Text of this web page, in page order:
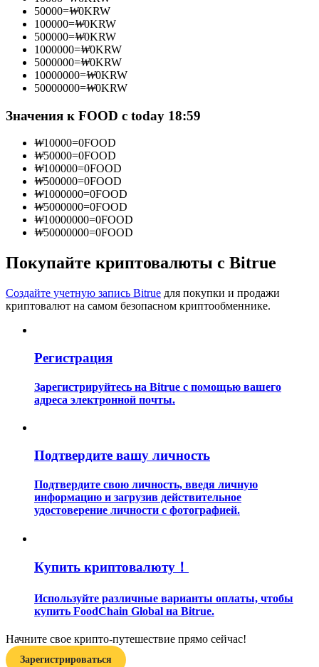
Станьте копи-трейдером
Наслаждайтесь распределением прибыли и комиссиями
Информация
Анализ больших данных, включая торговую информацию
и т. д.
Гид
Руководство для начинающих по фьючерсам
Узнайте, как оставаться прибыльным
50000=₩0KRW
100000=₩0KRW
500000=₩0KRW
1000000=₩0KRW
5000000=₩0KRW
10000000=₩0KRW
50000000=₩0KRW
Значения к FOOD с today 18:59
₩10000=0FOOD
₩50000=0FOOD
₩100000=0FOOD
₩500000=0FOOD
₩1000000=0FOOD
₩5000000=0FOOD
₩10000000=0FOOD
₩50000000=0FOOD
Покупайте криптовалюты с Bitrue
Создайте учетную запись Bitrue для покупки и продажи
криптовалют на самом безопасном криптообменнике.
Регистрация
Зарегистрируйтесь на Bitrue с помощью вашего
адреса электронной почты.
Подтвердите вашу личность
Подтвердите свою личность, введя личную
информацию и загрузив действительное
удостоверение личности с фотографией.
Купить криптовалюту！
Используйте различные варианты оплаты, чтобы
купить FoodChain Global на Bitrue.
Начните свое крипто-путешествие прямо сейчас!
Зарегистрироваться